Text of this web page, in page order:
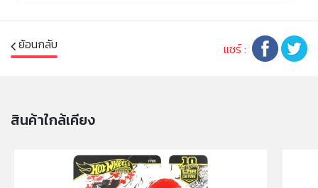
งานในการดูแลของผู้ปกครอง หรือผู้เชี่ยวชาญ ไม่นำเข้าจมูก
ย้อนกลับ แชร์ :
สินค้าใกล้เคียง